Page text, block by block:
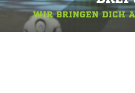
WIR BRINGEN DICH